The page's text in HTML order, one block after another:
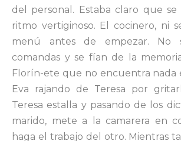
del personal. Estaba claro que
ritmo vertiginoso. El cocinero, ni
menú antes de empezar. No
comandas y se fían de la
Florín-ete que no encuentra nada
Eva rajando de Teresa por
Teresa estalla y pasando de los
marido, mete a la camarera en
haga el trabajo del otro. Mientras